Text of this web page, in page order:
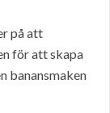
på att
för att skapa
banansmaken